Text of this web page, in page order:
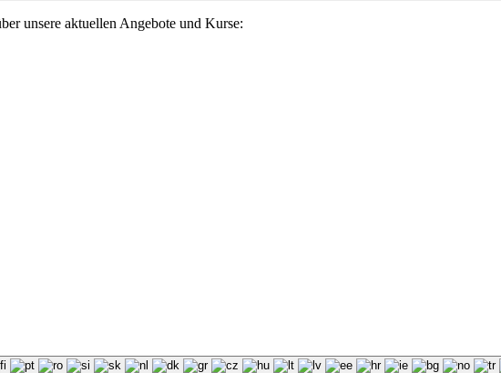
unsere aktuellen Angebote und Kurse: